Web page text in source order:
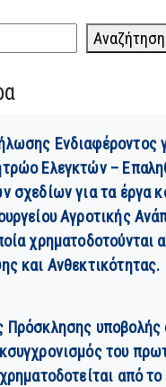
Αναζήτηση
Ενδιαφέροντος
Ελεγκτών –
σχεδίων για τα έργα
Αγροτικής
χρηματοδοτούνται
και Ανθεκτικότητας.
Πρόσκλησης υποβολής
του
από το